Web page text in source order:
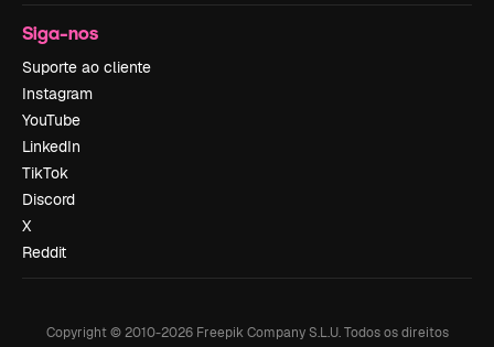
Siga-nos
Suporte ao cliente
Instagram
YouTube
LinkedIn
TikTok
Discord
X
Reddit
Copyright © 2010-2026Freepik Company S.L.U. Todos os direitos